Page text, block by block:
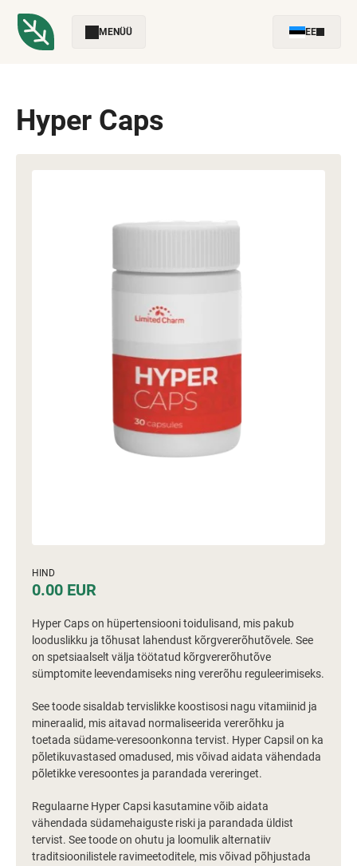
MENÜÜ EE
Hyper Caps
HIND
0.00 EUR
Hyper Caps on hüpertensiooni toidulisand, mis pakub
looduslikku ja tõhusat lahendust kõrgvererõhutõvele. See
on spetsiaalselt välja töötatud kõrgvererõhutõve
sümptomite leevendamiseks ning vererõhu reguleerimiseks.
See toode sisaldab tervislikke koostisosi nagu vitamiinid ja
mineraalid, mis aitavad normaliseerida vererõhku ja
toetada südame-veresoonkonna tervist. Hyper Capsil on ka
põletikuvastased omadused, mis võivad aidata vähendada
põletikke veresoontes ja parandada vereringet.
Regulaarne Hyper Capsi kasutamine võib aidata
vähendada südamehaiguste riski ja parandada üldist
tervist. See toode on ohutu ja loomulik alternatiiv
traditsioonilistele ravimeetoditele, mis võivad põhjustada